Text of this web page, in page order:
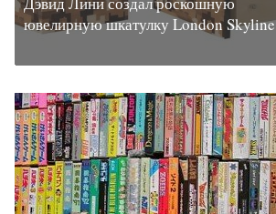
ювелирную шкатулку London Skyline